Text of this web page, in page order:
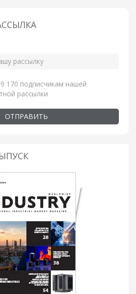
170 подписчикам нашей
рассылки
ОТПРАВИТЬ